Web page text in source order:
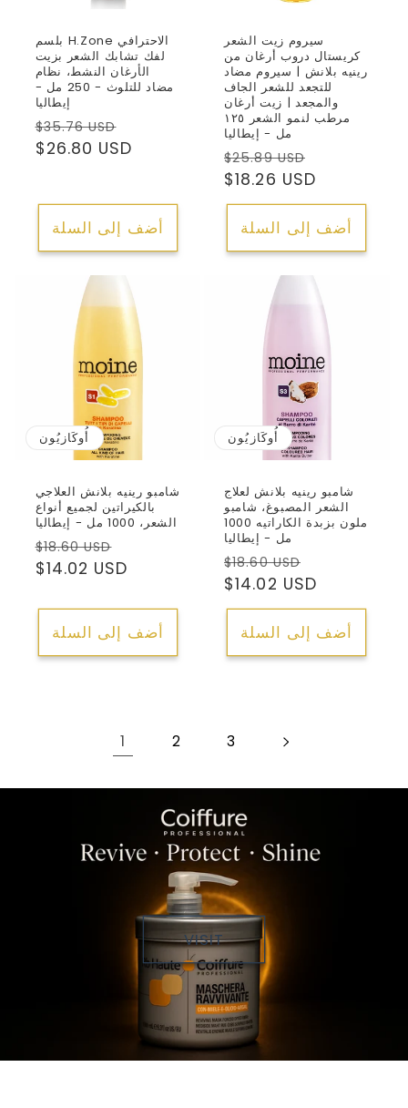
بلسم H.Zone الاحترافي
لفك تشابك الشعر بزيت
الأرغان النشط، نظام
مضاد للتلوث - 250 مل -
إيطاليا
السعر
العادي
$35.76 USD
البيع$26.80 USD
أضف إلى السلة
سيروم زيت الشعر
كريستال دروب أرغان من
رينيه بلانش | سيروم مضاد
للتجعد للشعر الجاف
والمجعد | زيت أرغان
مرطب لنمو الشعر ١٢٥
مل - إيطاليا
السعر
العادي
$25.89 USD
$18.26 USD
أضف إلى السلة
أُوكَازيُون
شامبو رينيه بلانش العلاجي
بالكيراتين لجميع أنواع
الشعر، 1000 مل - إيطاليا
السعر
العادي
$18.60 USD
البيع$14.02 USD
أضف إلى السلة
أُوكَازيُون
شامبو رينيه بلانش لعلاج
الشعر المصبوغ، شامبو
ملون بزبدة الكاراتيه 1000
مل - إيطاليا
السعر
العادي
$18.60 USD
البيع$14.02 USD
أضف إلى السلة
1 2 3
VISIT